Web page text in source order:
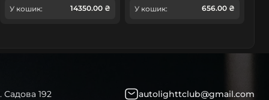
У кошик: 14350.00 ₴ У кошик: 656.00 ₴
Садова 192 autolighttclub@gmail.com